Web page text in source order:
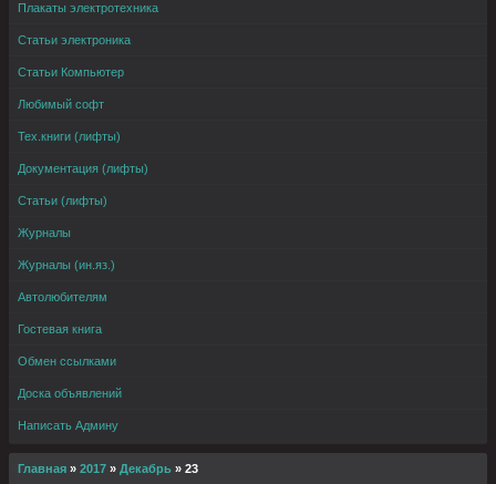
Плакаты электротехника
Статьи электроника
Статьи Компьютер
Любимый софт
Тех.книги (лифты)
Документация (лифты)
Статьи (лифты)
Журналы
Журналы (ин.яз.)
Автолюбителям
Гостевая книга
Обмен ссылками
Доска объявлений
Написать Админу
Главная » 2017 » Декабрь » 23